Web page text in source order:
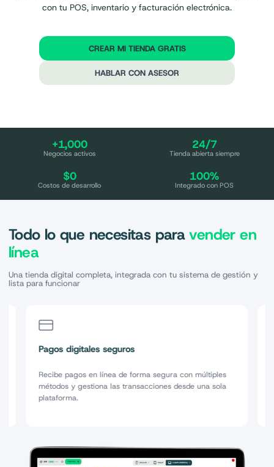
con tu POS, inventario y facturación electrónica.
CREAR MI TIENDA GRATIS
HABLAR CON ASESOR
+1,000
Negocios activos
24/7
Tienda abierta siempre
$0
Costos de desarrollo
100%
Integrado con POS
Todo lo que necesitas para vender en
línea
Una tienda digital completa, integrada con tu sistema de gestión y
lista para funcionar
Pagos digitales seguros
Recibe pagos en línea de forma segura con múltiples
métodos y gestiona las transacciones desde una sola
plataforma.